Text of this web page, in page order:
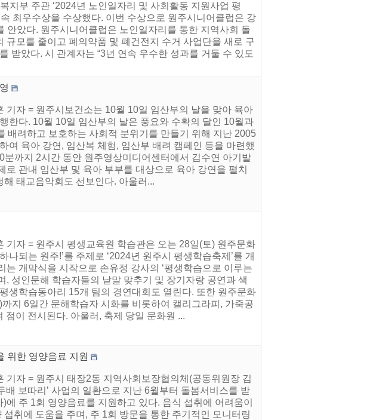
지부 주관 ‘2024년 노인일자리 및 사회활동 지원사업 평
최우수상을 수상했다. 이번 수상으로 원주시니어클럽은 강
았다. 원주시니어클럽은 노인일자리를 통한 지역사회 돌
모를 줄이고 폐의약품 및 폐건전지 수거 사업단을 새로 구
받았다. 시 관계자는 “3년 연속 우수한 성과를 거둘 수 있도
기자 = 원주시보건소는 10월 10일 임산부의 날을 맞아 육아
한다. 10월 10일 임산부의 날은 풍요와 수확의 달인 10월과
배려하고 보호하는 사회적 분위기를 만들기 위해 지난 2005
여 육아 강연, 임산복 체험, 임산부 배려 캠페인 등을 마련했
까지 2시간 동안 원주영상미디어센터에서 김수연 아기발
로 관내 임산부 및 육아 부부를 대상으로 육아 강연을 펼치
태교음악회도 선보인다. 아울러...
기자 = 원주시 평생교육원 학습관은 오는 28일(토) 원주문화
나되는 원주!’를 주제로 ‘2024년 원주시 평생학습축제’를 개
개막식을 시작으로 손유정 강사의 ‘평생학습으로 이루는
, 성인문해 학습자들의 낱말 맞추기 및 장기자랑 공연과 색
생학습동아리 15개 팀의 경연대회도 열린다. 또한 원주문화
지 6일간 문해학습자 시화를 비롯하여 캘리그라피, 가죽공
이 전시된다. 아울러, 축제 당일 문화원 ...
위한 영양음료 지원
기자 = 원주시 태장2동 지역사회보장협의체(공동위원장 김
배 보따리’ 사업의 일환으로 지난 6월부터 돌봄서비스를 받
에 주 1회 영양음료를 지원하고 있다. 음식 섭취에 어려움이
취에 도움을 주며, 주 1회 방문을 통한 주기적인 모니터링